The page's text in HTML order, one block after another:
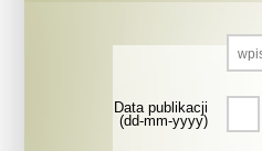
Data publikacji
(dd-mm-yyyy)